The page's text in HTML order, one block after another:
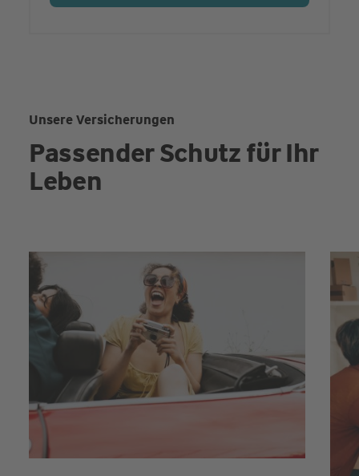
Unsere Versicherungen
Passender Schutz für Ihr
Leben